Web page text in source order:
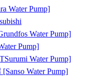
Water Pump]
Water Pump]
Pump]
Water Pump]
Water Pump]